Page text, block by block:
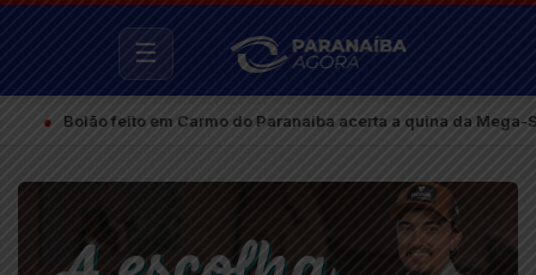
☰
feito em Carmo do Paranaíba acerta a quina da Mega-Sena e